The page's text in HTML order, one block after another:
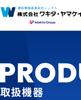
取扱機器